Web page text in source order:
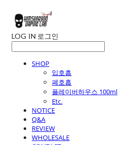
LOG IN 로그인
SHOP
입호흡
폐호흡
플레이버하우스 100ml
Etc.
NOTICE
Q&A
REVIEW
WHOLESALE